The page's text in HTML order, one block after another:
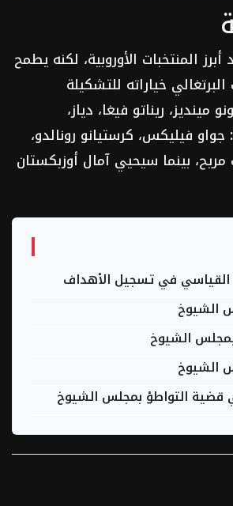
المنتخبات الأوروبية، لكنه يطمح
المدرب البرتغالي خياراته للتشكيلة
مينديز، ريناتو فيغا، دياز،
جواو فيليكس، كرستيانو رونالدو،
بينما سيحيي آمال أوزبكستان
في تسجيل الأهداف
قضية التواطؤ بمجلس الشيوخ